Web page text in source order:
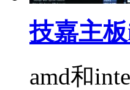
技嘉主
amd和